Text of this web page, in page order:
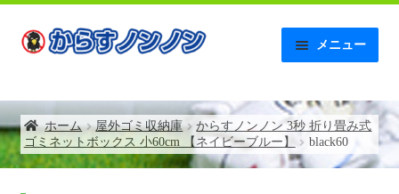
ナ
ビ
シ
ョ
ン
へ
コ
ン
ツ
へ
ス
キ
メニュー
【AMAZON】レビュー記入後の連絡について
お問い合わせ
ホーム 屋外ゴミ収納庫
からすノンノン 3秒 折り畳み式
ゴミネットボックス 小60cm 【ネイビーブルー】
black60